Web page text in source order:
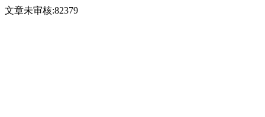
文章未审核:82379